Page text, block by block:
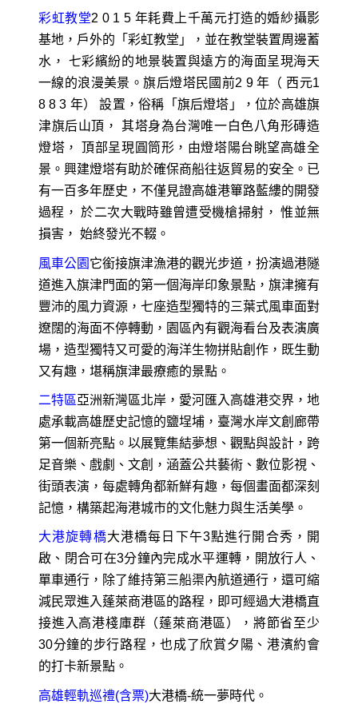
彩虹教堂2 0 1 5 年耗費上千萬元打造的婚紗攝影
基地，戶外的「彩虹教堂」，並在教堂裝置周邊蓄
水， 七彩繽紛的地景裝置與遠方的海面呈現海天
一線的浪漫美景。旗后燈塔民國前2 9 年（ 西元1
8 8 3 年） 設置，俗稱「旗后燈塔」，位於高雄旗
津旗后山頂， 其塔身為台灣唯一白色八角形磚造
燈塔， 頂部呈現圓筒形，由燈塔陽台眺望高雄全
景。興建燈塔有助於確保商船往返貿易的安全。已
有一百多年歷史，不僅見證高雄港篳路藍縷的開發
過程， 於二次大戰時雖曾遭受機槍掃射， 惟並無
損害， 始終發光不輟。
風車公園 它銜接旗津漁港的觀光步道，扮演過港隧
道進入旗津門面的第一個海岸印象景點，旗津擁有
豐沛的風力資源，七座造型獨特的三葉式風車面對
遼闊的海面不停轉動，園區內有觀海看台及表演廣
場，造型獨特又可愛的海洋生物拼貼創作，既生動
又有趣，堪稱旗津最療癒的景點。
二特區 亞洲新灣區北岸，愛河匯入高雄港交界，地
處承載高雄歷史記憶的鹽埕埔，臺灣水岸文創廊帶
第一個新亮點。以展覽集結夢想、觀點與設計，跨
足音樂、戲劇、文創，涵蓋公共藝術、數位影視、
街頭表演，每處轉角都新鮮有趣，每個畫面都深刻
記憶，構築起海港城市的文化魅力與生活美學。
大港旋轉橋大港橋每日下午3點進行開合秀，開
啟、閉合可在3分鐘內完成水平運轉，開放行人、
單車通行，除了維持第三船渠內航道通行，還可縮
減民眾進入蓬萊商港區的路程，即可經過大港橋直
接進入高港棧庫群（蓬萊商港區），將節省至少
30分鐘的步行路程，也成了欣賞夕陽、港濱約會
的打卡新景點。
高雄輕軌巡禮(含票)大港橋-統一夢時代。